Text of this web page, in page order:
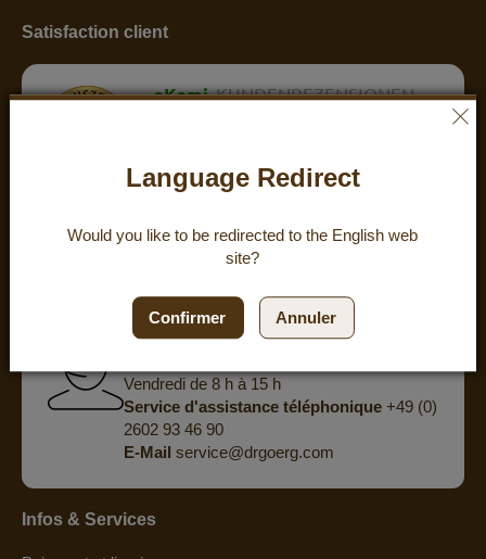
Satisfaction client
eKomi KUNDENREZENSIONEN
proposons un conseil personnalisé
par téléphone.
Vendredi de 8 h à 15 h
Service d'assistance téléphonique+49 (0)
2602 93 46 90
E-Mail service@drgoerg.com
Infos & Services
Language Redirect
Would you like to be redirected to the English web
site?
Confirmer Annuler